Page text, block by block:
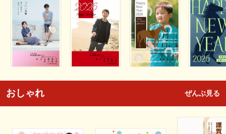
おしゃれ ぜんぶ見る